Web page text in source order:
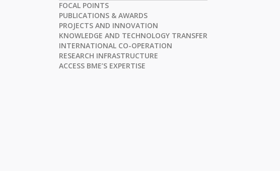
FOCAL POINTS
PUBLICATIONS & AWARDS
PROJECTS AND INNOVATION
KNOWLEDGE AND TECHNOLOGY TRANSFER
INTERNATIONAL CO-OPERATION
RESEARCH INFRASTRUCTURE
ACCESS BME’S EXPERTISE